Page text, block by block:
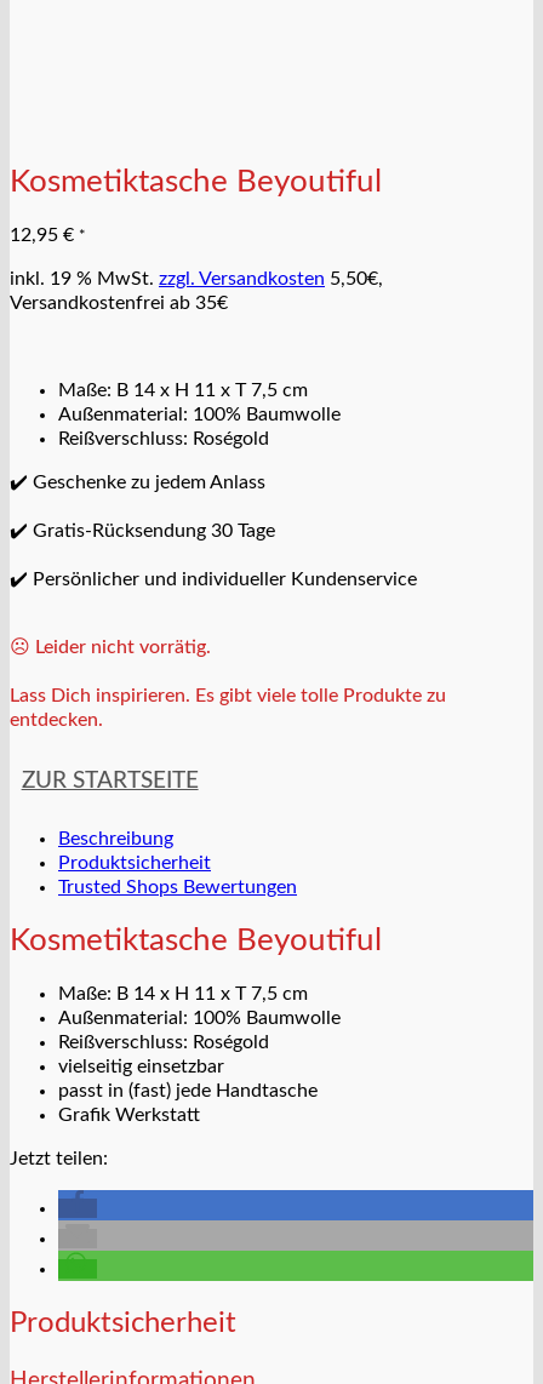
Kosmetiktasche Beyoutiful
12,95 € *
inkl. 19 % MwSt. zzgl. Versandkosten 5,50€,
Versandkostenfrei ab 35€
Maße: B 14 x H 11 x T 7,5 cm
Außenmaterial: 100% Baumwolle
Reißverschluss: Roségold
✔️ Geschenke zu jedem Anlass
✔️ Gratis-Rücksendung 30 Tage
✔️ Persönlicher und individueller Kundenservice
☹️ Leider nicht vorrätig.
Lass Dich inspirieren. Es gibt viele tolle Produkte zu
entdecken.
ZUR STARTSEITE
Beschreibung
Produktsicherheit
Trusted Shops Bewertungen
Kosmetiktasche Beyoutiful
Maße: B 14 x H 11 x T 7,5 cm
Außenmaterial: 100% Baumwolle
Reißverschluss: Roségold
vielseitig einsetzbar
passt in (fast) jede Handtasche
Grafik Werkstatt
Jetzt teilen:
Produktsicherheit